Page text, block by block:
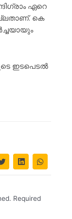
ഏറെ
കെ
ഇടപെടൽ
Required